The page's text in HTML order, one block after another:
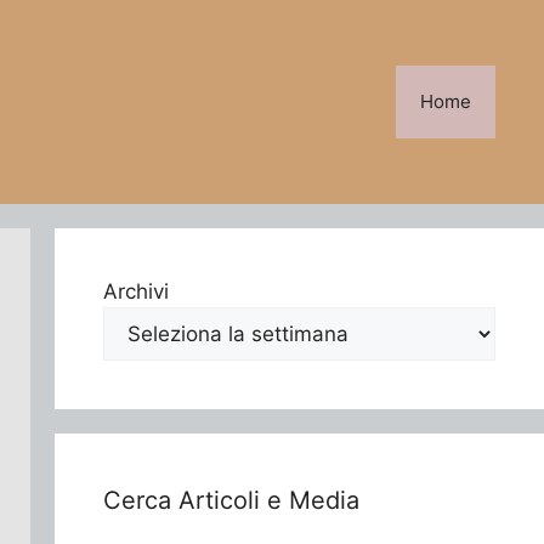
Home
Archivi
Cerca Articoli e Media